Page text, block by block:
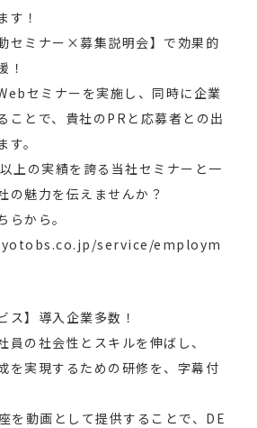
す！
セミナー×募集説明会】で効果的
！
セミナーを実施し、同時に企業
ことで、貴社のPRと応募者との出
。
上の実績を誇る当社セミナーと一
の魅力を伝えませんか？
らから。
service/employm
】導入企業多数！
員の社会性とスキルを伸ばし、
を実現するための研修を、字幕付
を動画として提供することで、DE